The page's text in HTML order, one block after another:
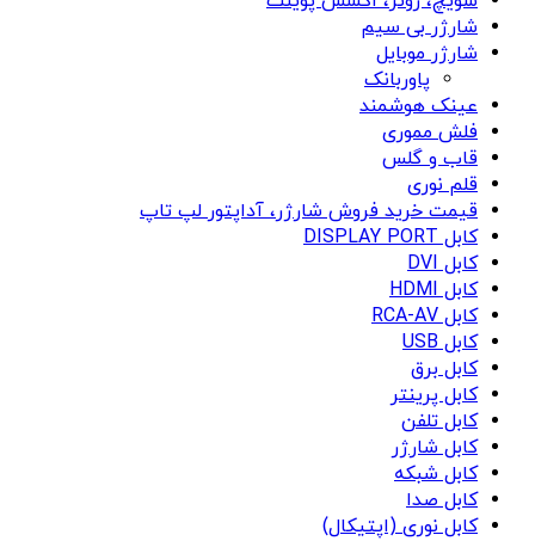
شارژر بی سیم
شارژر موبایل
پاوربانک
عینک هوشمند
فلش مموری
قاب و گلس
قلم نوری
قیمت خرید فروش شارژر، آداپتور لپ تاپ
کابل DISPLAY PORT
کابل DVI
کابل HDMI
کابل RCA-AV
کابل USB
کابل برق
کابل پرینتر
کابل تلفن
کابل شارژر
کابل شبکه
کابل صدا
کابل نوری (اپتیکال)